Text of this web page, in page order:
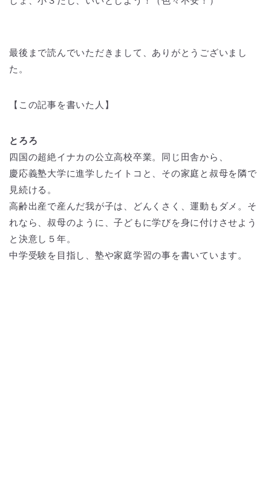
最後まで読んでいただきまして、ありがとうございまし
た。
【この記事を書いた人】
とろろ
四国の超絶イナカの公立高校卒業。同じ田舎から、
慶応義塾大学に進学したイトコと、その家庭と叔母を隣で
見続ける。
高齢出産で産んだ我が子は、どんくさく、運動もダメ。そ
れなら、叔母のように、子どもに学びを身に付けさせよう
と決意し５年。
中学受験を目指し、塾や家庭学習の事を書いています。